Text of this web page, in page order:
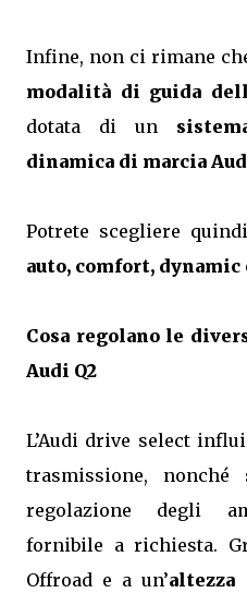
Infine, non ci rimane
modalità di guida
dotata di un
dinamica di marcia
Potrete scegliere
auto, comfort,
Cosa regolano le
Audi Q2
L’Audi drive select
trasmissione,
regolazione degli
fornibile a richiesta.
Offroad e a un’